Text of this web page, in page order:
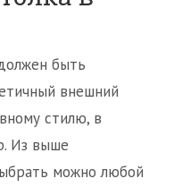
быть
внешний
стилю, в
Из выше
можно любой